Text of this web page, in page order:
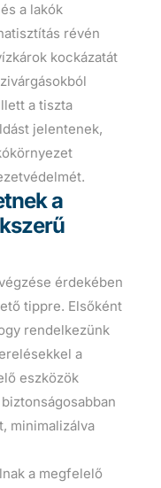
a lakók
révén
kockázatát
a tiszta
jelentenek,
a
érdekében
tippre. Elsőként
rendelkezünk
a
eszközök
minimalizálva
a megfelelő